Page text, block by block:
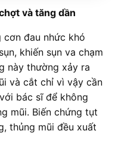
và tăng dần
cơn đau nhức khó
khiến sụn va chạm
này thường xảy ra
và cắt chỉ vì vậy cần
bác sĩ để không
mũi. Biến chứng tụt
thủng mũi đều xuất